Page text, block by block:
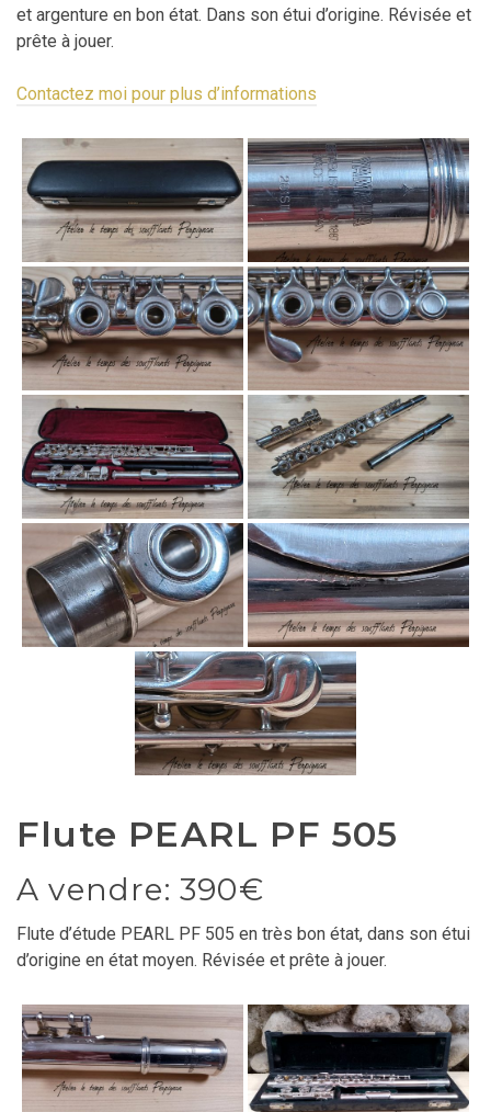
et argenture en bon état. Dans son étui d’origine. Révisée et
prête à jouer.
Contactez moi pour plus d’informations
Flute PEARL PF 505
A vendre: 390€
Flute d’étude PEARL PF 505 en très bon état, dans son étui
d’origine en état moyen. Révisée et prête à jouer.